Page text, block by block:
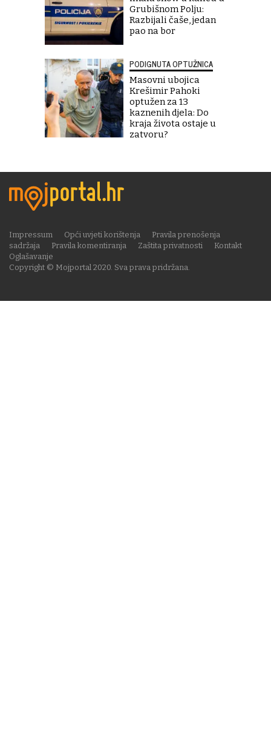
Grubišnom Polju:
Razbijali čaše, jedan
pao na bor
PODIGNUTA OPTUŽNICA
Masovni ubojica
Krešimir Pahoki
optužen za 13
kaznenih djela: Do
kraja života ostaje u
zatvoru?
Copyright © Mojportal 2020. Sva prava pridržana.
Impressum Opći uvjeti korištenja
Pravila prenošenja
sadržaja
Pravila komentiranja Zaštita privatnosti
Kontakt
Oglašavanje